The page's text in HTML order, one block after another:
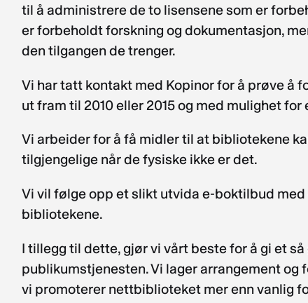
til å administrere de to lisensene som er
er forbeholdt forskning og dokumentasjon,
den tilgangen de trenger.
Vi har tatt kontakt med Kopinor for å prøve å
ut fram til 2010 eller 2015 og med mulighet
Vi arbeider for å få midler til at bibliotekene
tilgjengelige når de fysiske ikke er det.
Vi vil følge opp et slikt utvida e-boktilbud
bibliotekene.
I tillegg til dette, gjør vi vårt beste for å gi et
publikumstjenesten. Vi lager arrangement og
vi promoterer nettbiblioteket mer enn vanlig